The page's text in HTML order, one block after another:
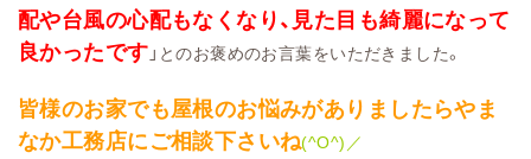
配や台風の心配もなくなり、見た目も綺麗になって
良かったです 」とのお褒めのお言葉をいただきました。
皆様のお家でも屋根のお悩みがありましたらやま
なか工務店にご相談下さいね(^O^)／